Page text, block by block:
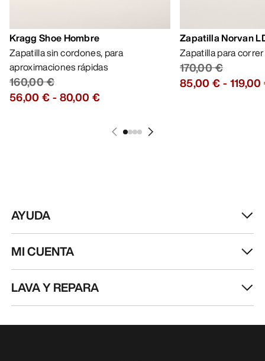
Kragg Shoe Hombre
Zapatilla sin cordones, para
aproximaciones rápidas
160,00 €
56,00 €- 80,00 €
Zapatilla Norvan
Zapatilla para
170,00 €
85,00 €-
AYUDA
MI CUENTA
LAVA Y REPARA